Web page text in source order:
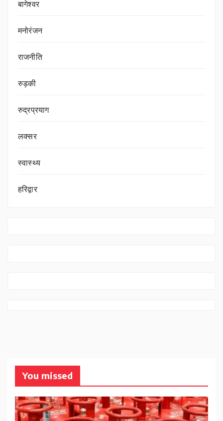
बागेश्वर
मनोरंजन
राजनीति
रुड़की
रुद्रप्रयाग
लक्सर
स्वास्थ्य
हरिद्वार
You missed